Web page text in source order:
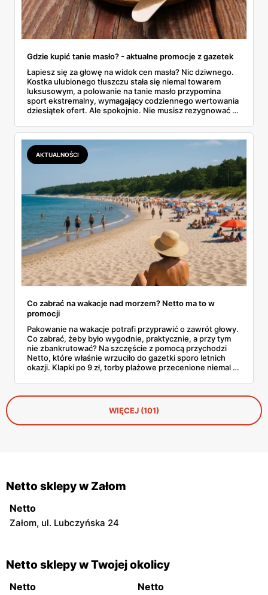
Gdzie kupić tanie masło? - aktualne promocje z gazetek
Łapiesz się za głowę na widok cen masła? Nic dziwnego.
Kostka ulubionego tłuszczu stała się niemal towarem
luksusowym, a polowanie na tanie masło przypomina
sport ekstremalny, wymagający codziennego wertowania
dziesiątek ofert. Ale spokojnie. Nie musisz rezygnować z
największych sklepów, od Biedronki po Lidla, i
podpowiemy, jak skutecznie tropić okazje w gazetkach
promocyjnych. Koniec z przepłacaniem.
AKTUALNOŚCI
Co zabrać na wakacje nad morzem? Netto ma to w
promocji
Pakowanie na wakacje potrafi przyprawić o zawrót głowy.
Co zabrać, żeby było wygodnie, praktycznie, a przy tym
nie zbankrutować? Na szczęście z pomocą przychodzi
Netto, które właśnie wrzuciło do gazetki sporo letnich
okazji. Klapki po 9 zł, torby plażowe przecenione niemal o
wszystko, co warto mieć w walizce, czeka w
promocyjnych cenach. I to jeszcze przed sezonem
urlopowym! Sprawdziliśmy, co konkretnie opłaca się teraz
wrzucić do koszyka i zabrać ze sobą na piasek, fale i…
gofry z budki.
WIĘCEJ (101)
Netto sklepy w Załom
Netto
Załom, ul. Lubczyńska 24
Netto sklepy w Twojej okolicy
Netto Netto